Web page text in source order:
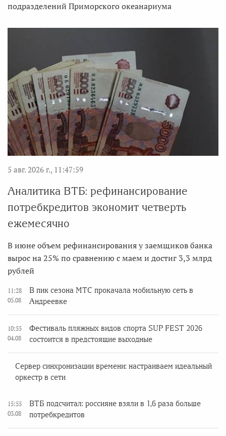
подразделений Приморского океанариума
5 авг. 2026 г., 11:47:59
Аналитика ВТБ: рефинансирование
потребкредитов экономит четверть
ежемесячно
В июне объем рефинансирования у заемщиков банка
вырос на 25% по сравнению с маем и достиг 3,3 млрд
рублей
11:28
05.08
В пик сезона МТС прокачала мобильную сеть в
Андреевке
10:55
04.08
Фестиваль пляжных видов спорта SUP FEST 2026
состоится в предстоящие выходные
Сервер синхронизации времени: настраиваем идеальный
оркестр в сети
15:55
03.08
ВТБ подсчитал: россияне взяли в 1,6 раза больше
потребкредитов